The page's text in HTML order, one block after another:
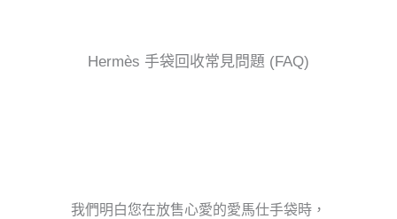
Hermès 手袋回收常見問題 (FAQ)
我們明白您在放售心愛的愛馬仕手袋時，